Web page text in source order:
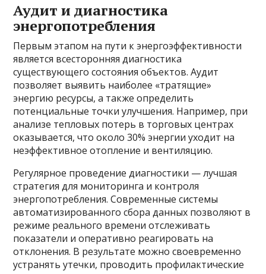
Аудит и диагностика
энергопотребления
Первым этапом на пути к энергоэффективности
является всесторонняя диагностика
существующего состояния объектов. Аудит
позволяет выявить наиболее «тратящие»
энергию ресурсы, а также определить
потенциальные точки улучшения. Например, при
анализе тепловых потерь в торговых центрах
оказывается, что около 30% энергии уходит на
неэффективное отопление и вентиляцию.
Регулярное проведение диагностики — лучшая
стратегия для мониторинга и контроля
энергопотребления. Современные системы
автоматизированного сбора данных позволяют в
режиме реального времени отслеживать
показатели и оперативно реагировать на
отклонения. В результате можно своевременно
устранять утечки, проводить профилактические